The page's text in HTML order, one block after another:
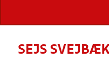
SEJS